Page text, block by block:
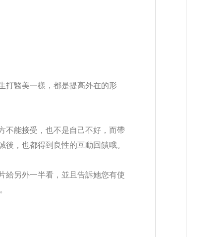
打醫美一樣，都是提高外在的形
不能接受，也不是自己不好，而帶
，也都得到良性的互動回饋哦。
給另外一半看，並且告訴她您有使